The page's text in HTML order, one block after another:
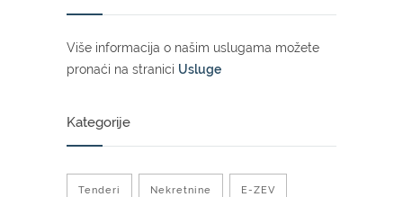
Više informacija o našim uslugama možete
pronaći na stranici Usluge
Kategorije
Tenderi Nekretnine E-ZEV